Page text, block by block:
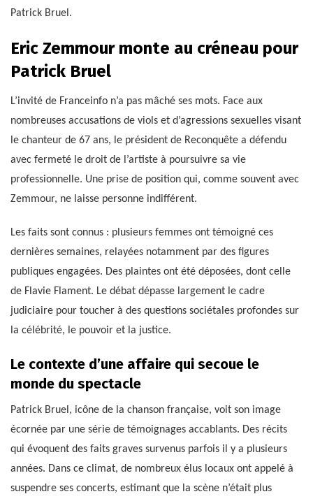
Patrick Bruel.
Eric Zemmour monte au créneau pour
Patrick Bruel
L’invité de Franceinfo n’a pas mâché ses mots. Face aux
nombreuses accusations de viols et d’agressions sexuelles visant
le chanteur de 67 ans, le président de Reconquête a défendu
avec fermeté le droit de l’artiste à poursuivre sa vie
professionnelle. Une prise de position qui, comme souvent avec
Zemmour, ne laisse personne indifférent.
Les faits sont connus : plusieurs femmes ont témoigné ces
dernières semaines, relayées notamment par des figures
publiques engagées. Des plaintes ont été déposées, dont celle
de Flavie Flament. Le débat dépasse largement le cadre
judiciaire pour toucher à des questions sociétales profondes sur
la célébrité, le pouvoir et la justice.
Le contexte d’une affaire qui secoue le
monde du spectacle
Patrick Bruel, icône de la chanson française, voit son image
écornée par une série de témoignages accablants. Des récits
qui évoquent des faits graves survenus parfois il y a plusieurs
années. Dans ce climat, de nombreux élus locaux ont appelé à
suspendre ses concerts, estimant que la scène n’était plus